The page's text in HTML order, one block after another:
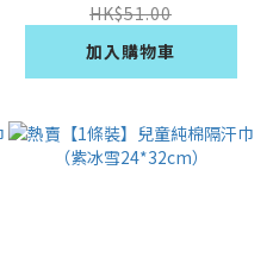
HK$51.00
加入購物車